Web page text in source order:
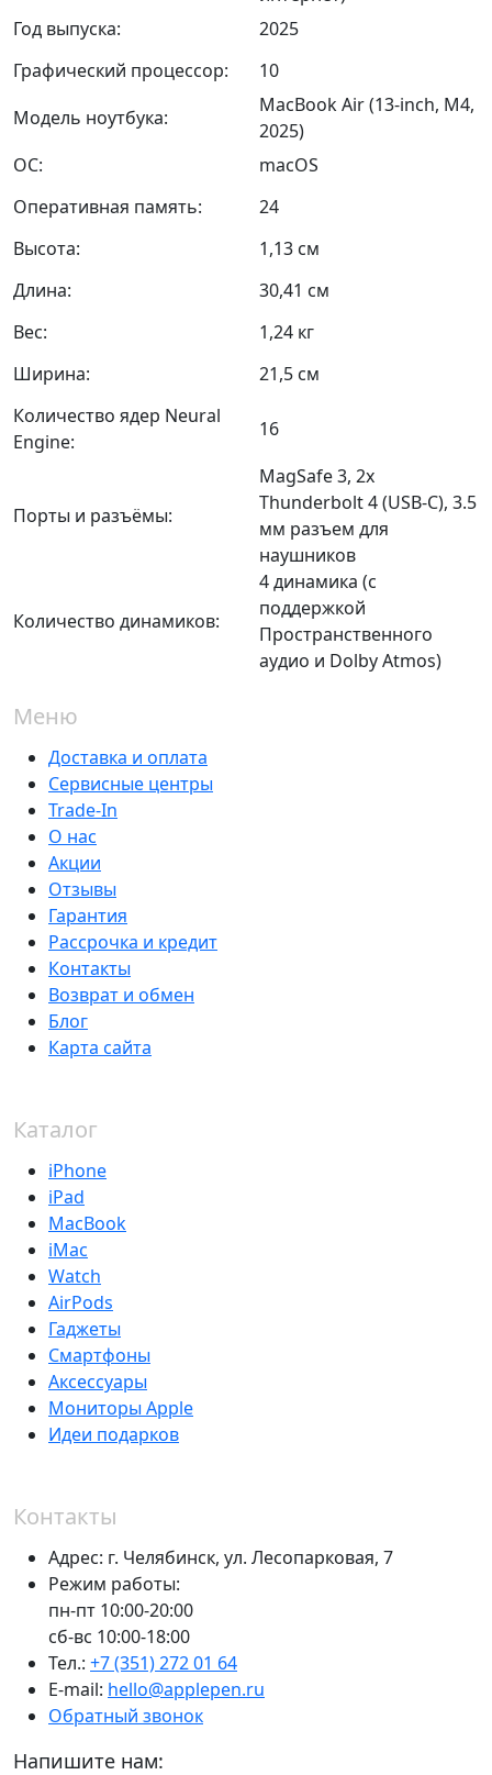
Год выпуска:
2025
Графический процессор:
10
Модель ноутбука:
MacBook Air (13-inch, M4,
2025)
ОС:
macOS
Оперативная память:
24
Высота:
1,13 см
Длина:
30,41 см
Вес:
1,24 кг
Ширина:
21,5 см
Количество ядер Neural
Engine:
16
Порты и разъёмы:
MagSafe 3, 2x
Thunderbolt 4 (USB-C), 3.5
мм разъем для
наушников
Количество динамиков:
4 динамика (с
поддержкой
Пространственного
аудио и Dolby Atmos)
Меню
Доставка и оплата
Сервисные центры
Trade-In
О нас
Акции
Отзывы
Гарантия
Рассрочка и кредит
Контакты
Возврат и обмен
Блог
Карта сайта
Каталог
iPhone
iPad
MacBook
iMac
Watch
AirPods
Гаджеты
Смартфоны
Аксессуары
Мониторы Apple
Идеи подарков
Контакты
Адрес: г. Челябинск, ул. Лесопарковая, 7
Режим работы:
пн-пт 10:00-20:00
сб-вс 10:00-18:00
Тел.: +7 (351) 272 01 64
E-mail: hello@applepen.ru
Обратный звонок
Напишите нам: